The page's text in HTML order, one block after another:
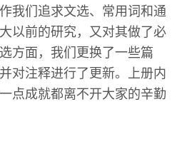
我们追求文选、常用词和通
以前的研究，又对其做了必
方面，我们更换了一些篇
对注释进行了更新。上册内
点成就都离不开大家的辛勤